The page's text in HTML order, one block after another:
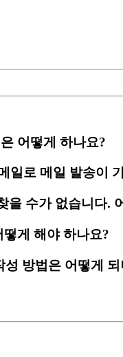
어떻게 하나요?
일로 메일 발송이
을 수가 없습니다.
게 해야 하나요?
방법은 어떻게 되